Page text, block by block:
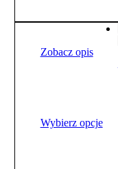
Opcje
wybraćZobacz opis
Wybierz opcje